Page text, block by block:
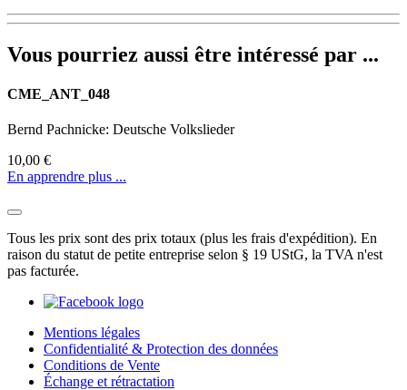
Vous pourriez aussi être intéressé par ...
CME_ANT_048
Bernd Pachnicke: Deutsche Volkslieder
10,00 €
En apprendre plus ...
Tous les prix sont des prix totaux (plus les frais d'expédition). En
raison du statut de petite entreprise selon § 19 UStG, la TVA n'est
pas facturée.
Mentions légales
Confidentialité & Protection des données
Conditions de Vente
Échange et rétractation